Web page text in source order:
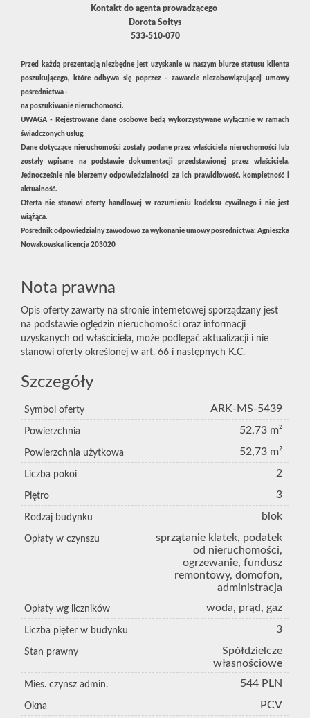
Kontakt do agenta prowadzącego
Dorota Sołtys
533-510-070
Przed każdą prezentacją niezbędne jest uzyskanie w naszym biurze statusu klienta
poszukującego, które odbywa się poprzez - zawarcie niezobowiązującej umowy
pośrednictwa -
na poszukiwanie nieruchomości.
UWAGA - Rejestrowane dane osobowe będą wykorzystywane wyłącznie w ramach
świadczonych usług.
Dane dotyczące nieruchomości zostały podane przez właściciela nieruchomości lub
zostały wpisane na podstawie dokumentacji przedstawionej przez właściciela.
Jednocześnie nie bierzemy odpowiedzialności za ich prawidłowość, kompletność i
aktualność.
Oferta nie stanowi oferty handlowej w rozumieniu kodeksu cywilnego i nie jest
wiążąca.
Pośrednik odpowiedzialny zawodowo za wykonanie umowy pośrednictwa: Agnieszka
Nowakowska licencja 203020
Nota prawna
Opis oferty zawarty na stronie internetowej sporządzany jest
na podstawie oględzin nieruchomości oraz informacji
uzyskanych od właściciela, może podlegać aktualizacji i nie
stanowi oferty określonej w art. 66 i następnych K.C.
Szczegóły
Symbol oferty ARK-MS-5439
Powierzchnia 52,73 m²
Powierzchnia użytkowa 52,73 m²
Liczba pokoi 2
Piętro 3
Rodzaj budynku blok
Opłaty w czynszu
sprzątanie klatek, podatek
od nieruchomości,
ogrzewanie, fundusz
remontowy, domofon,
administracja
Opłaty wg liczników woda, prąd, gaz
Liczba pięter w budynku 3
Stan prawny
Spółdzielcze
własnościowe
Mies. czynsz admin. 544 PLN
Okna PCV